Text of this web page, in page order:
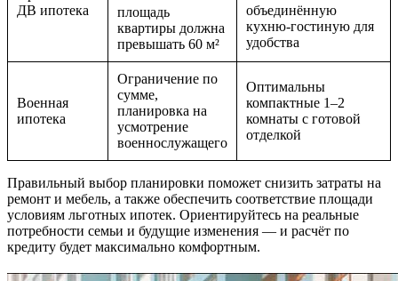
ДВ ипотека
площадь
квартиры должна
превышать 60 м²
объединённую
кухню-гостиную для
удобства
Военная
ипотека
Ограничение по
сумме,
планировка на
усмотрение
военнослужащего
Оптимальны
компактные 1–2
комнаты с готовой
отделкой
Правильный выбор планировки поможет снизить затраты на
ремонт и мебель, а также обеспечить соответствие площади
условиям льготных ипотек. Ориентируйтесь на реальные
потребности семьи и будущие изменения — и расчёт по
кредиту будет максимально комфортным.